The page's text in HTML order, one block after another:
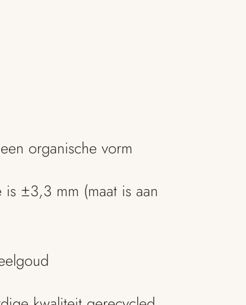
organische vorm
is ±3,3 mm (maat is aan